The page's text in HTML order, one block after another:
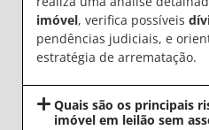
imóvel, verifica possíveis
pendências judiciais, e
estratégia de arrematação.
Quais são os principais
imóvel em leilão sem